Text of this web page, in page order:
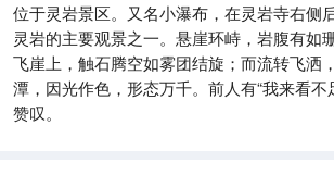
位于灵岩景区。又名小瀑布，在灵岩寺右侧
灵岩的主要观景之一。悬崖环峙，岩腹有如
飞崖上，触石腾空如雾团结旋；而流转飞洒
潭，因光作色，形态万千。前人有“我来看不
赞叹。